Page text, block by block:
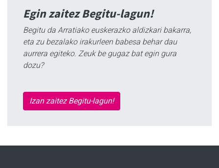
Egin zaitez Begitu-lagun!
Begitu da Arratiako euskerazko aldizkari bakarra,
eta zu bezalako irakurleen babesa behar dau
aurrera egiteko. Zeuk be gugaz bat egin gura
dozu?
Izan zaitez Begitu-lagun!